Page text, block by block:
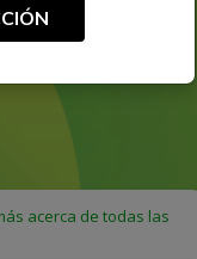
acerca de todas las